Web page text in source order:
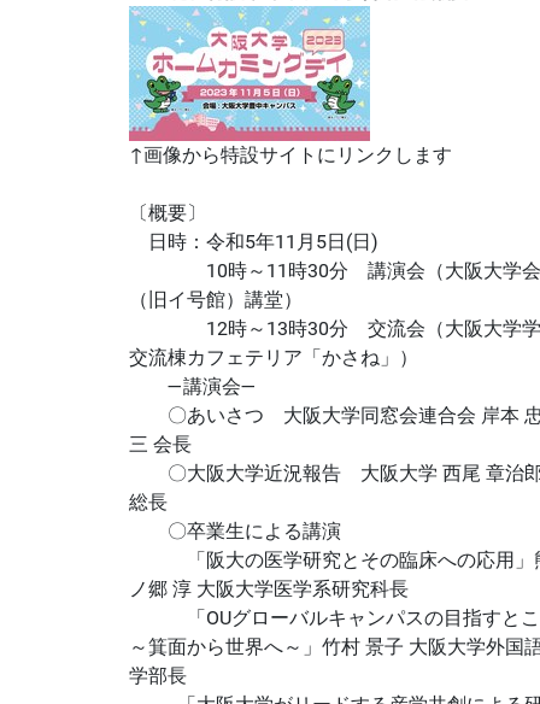
↑画像から特設サイトにリンクします
〔概要〕
日時：令和5年11月5日(日)
10時～11時30分 講演会（大阪大学
（旧イ号館）講堂）
12時～13時30分 交流会（大阪大学
交流棟カフェテリア「かさね」）
―講演会―
〇あいさつ 大阪大学同窓会連合会 岸本
三 会長
〇大阪大学近況報告 大阪大学 西尾 章治
総長
〇卒業生による講演
「阪大の医学研究とその臨床への応用」
ノ郷 淳 大阪大学医学系研究科長
「OUグローバルキャンパスの目指すと
～箕面から世界へ～」竹村 景子 大阪大学外国
学部長